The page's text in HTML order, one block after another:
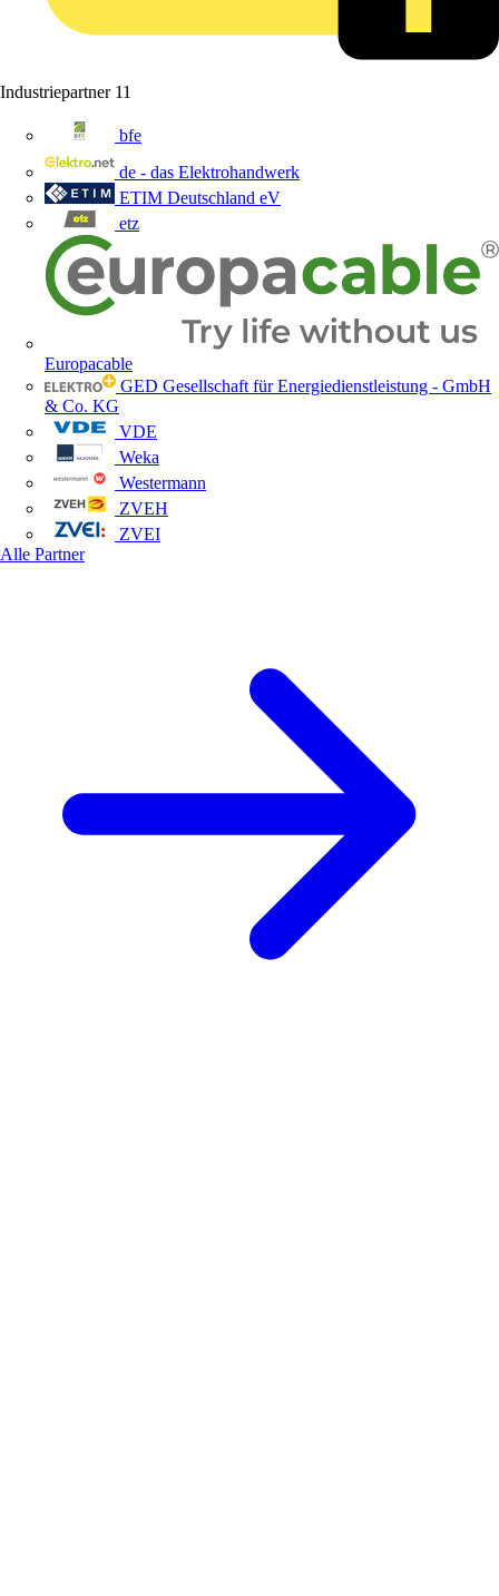
Industriepartner 11
bfe
de - das Elektrohandwerk
ETIM Deutschland eV
etz
Europacable
GED Gesellschaft für Energiedienstleistung - GmbH
& Co. KG
VDE
Weka
Westermann
ZVEH
ZVEI
Alle Partner